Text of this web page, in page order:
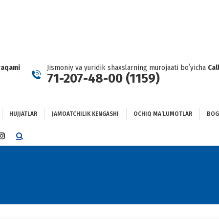
Jismoniy va yuridik shaxslarning murojaati boʻyicha
71-207-48-00 (1159)
HUJJATLAR JAMOATCHILIK KENGASHI OCHIQ MAʼLUMOTLAR
INSTAGRAM